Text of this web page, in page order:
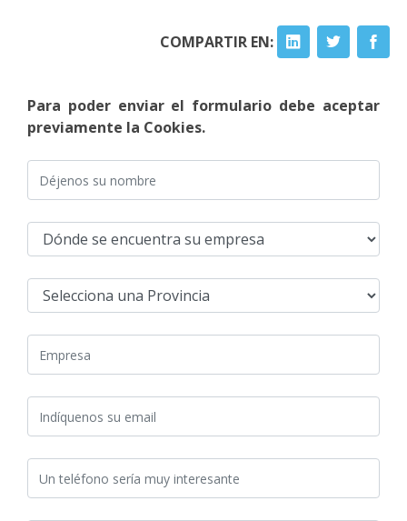
COMPARTIR EN:
Para poder enviar el formulario debe aceptar
previamente la Cookies.